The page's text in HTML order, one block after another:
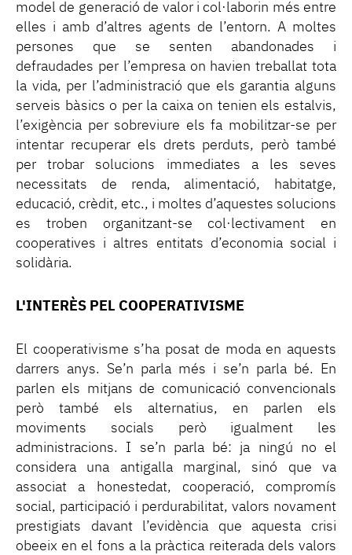
model de generació de valor i col·laborin més entre
elles i amb d’altres agents de l’entorn. A moltes
persones que se senten abandonades i
defraudades per l’empresa on havien treballat tota
la vida, per l’administració que els garantia alguns
serveis bàsics o per la caixa on tenien els estalvis,
l’exigència per sobreviure els fa mobilitzar-se per
intentar recuperar els drets perduts, però també
per trobar solucions immediates a les seves
necessitats de renda, alimentació, habitatge,
educació, crèdit, etc., i moltes d’aquestes solucions
es troben organitzant-se col·lectivament en
cooperatives i altres entitats d’economia social i
solidària.
L'INTERÈS PEL COOPERATIVISME
El cooperativisme s’ha posat de moda en aquests
darrers anys. Se’n parla més i se’n parla bé. En
parlen els mitjans de comunicació convencionals
però també els alternatius, en parlen els
moviments socials però igualment les
administracions. I se’n parla bé: ja ningú no el
considera una antigalla marginal, sinó que va
associat a honestedat, cooperació, compromís
social, participació i perdurabilitat, valors novament
prestigiats davant l’evidència que aquesta crisi
obeeix en el fons a la pràctica reiterada dels valors